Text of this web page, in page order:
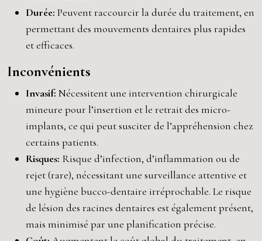
Durée: Peuvent raccourcir la durée du traitement, en
permettant des mouvements dentaires plus rapides
et efficaces.
Inconvénients
Invasif: Nécessitent une intervention chirurgicale
mineure pour l’insertion et le retrait des micro-
implants, ce qui peut susciter de l’appréhension chez
certains patients.
Risques: Risque d’infection, d’inflammation ou de
rejet (rare), nécessitant une surveillance attentive et
une hygiène bucco-dentaire irréprochable. Le risque
de lésion des racines dentaires est également présent,
mais minimisé par une planification précise.